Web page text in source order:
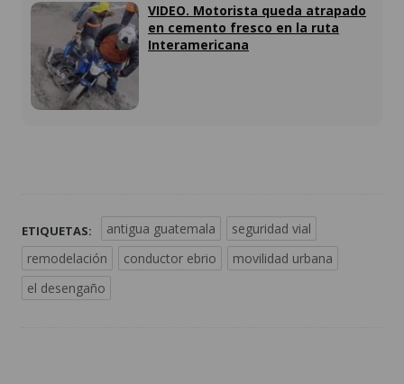
VIDEO. Motorista queda atrapado
en cemento fresco en la ruta
Interamericana
ETIQUETAS: antigua guatemala
seguridad vial
remodelación
conductor ebrio
movilidad urbana
el desengaño